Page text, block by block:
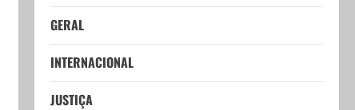
GERAL
INTERNACIONAL
JUSTIÇA